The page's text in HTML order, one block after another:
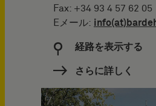
Fax: +34 93 4 57 62 05
Eメール:
経路を表示する
さらに詳しく